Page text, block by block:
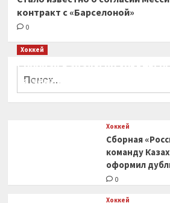
контракт с «Барселоной»
0
Хоккей
Сборная Канады по хоккею
на чемпионат мира
Хоккей
Сборная
команду
оформил
0
Хоккей